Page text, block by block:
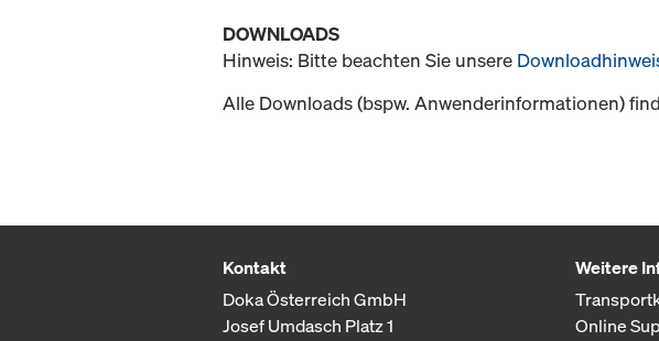
DOWNLOADS
Hinweis: Bitte beachten Sie unsere
Alle Downloads (bspw. Anwenderinformationen)
Kontakt
Doka Österreich GmbH
Josef Umdasch Platz 1
Weitere
Online